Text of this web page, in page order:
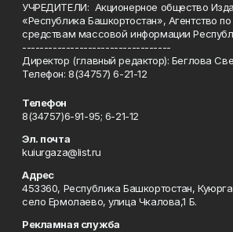
УЧРЕДИТЕЛИ: Акционерное общество
«Республика Башкортостан», Агентство по
средствам массовой информации
----------------------------------
Директор (главный редактор): Беглова
Телефон: 8(34757) 6-21-12
Телефон
8(34757)6-91-95; 6-21-12
Эл. почта
kuiurgaza@list.ru
Адрес
453360, Республика Башкортостан,
село Ермолаево, улица Чкалова,1 Б.
Рекламная служба